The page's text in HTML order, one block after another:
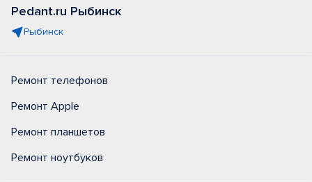
Pedant.ru Рыбинск
Рыбинск
Ремонт телефонов
Ремонт Apple
Ремонт планшетов
Ремонт ноутбуков